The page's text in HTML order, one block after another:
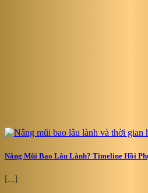
Nâng Mũi Bao Lâu Lành? Timeline Hồi
[...]